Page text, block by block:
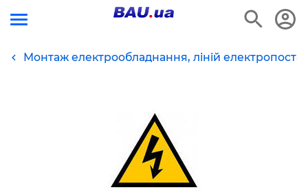
Монтаж електрообладнання, ліній